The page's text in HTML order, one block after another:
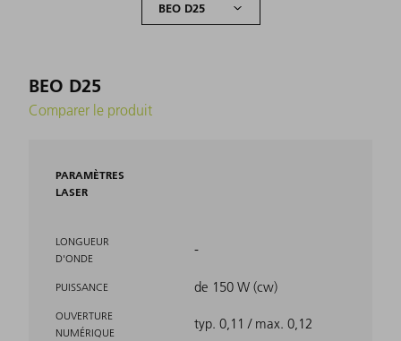
BEO D25
Comparer le produit
PARAMÈTRES
LASER
LONGUEUR
D'ONDE
-
PUISSANCE de 150 W (cw)
OUVERTURE
NUMÉRIQUE
typ. 0,11 / max. 0,12